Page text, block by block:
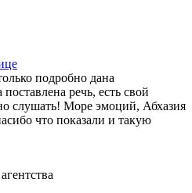
подробно дана
речь, есть свой
слушать! Море эмоций, Абхазия
что показали и такую